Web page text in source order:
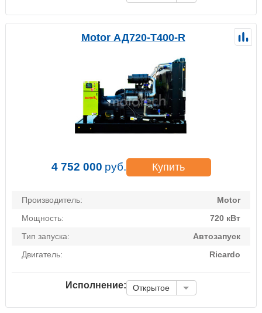
Motor АД720-Т400-R
4 752 000 руб. Купить
Производитель:
Motor
Мощность:
720 кВт
Тип запуска:
Автозапуск
Двигатель:
Ricardo
Исполнение: Открытое